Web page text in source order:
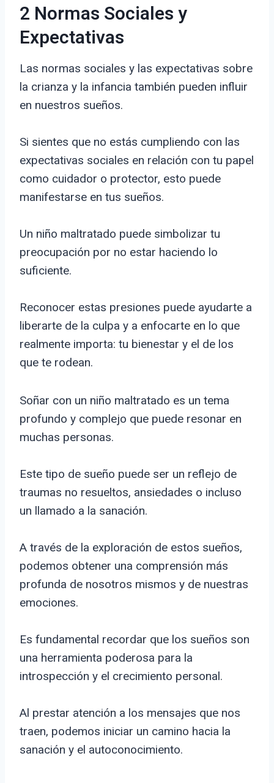
2 Normas Sociales y
Expectativas
Las normas sociales y las expectativas sobre
la crianza y la infancia también pueden influir
en nuestros sueños.
Si sientes que no estás cumpliendo con las
expectativas sociales en relación con tu papel
como cuidador o protector, esto puede
manifestarse en tus sueños.
Un niño maltratado puede simbolizar tu
preocupación por no estar haciendo lo
suficiente.
Reconocer estas presiones puede ayudarte a
liberarte de la culpa y a enfocarte en lo que
realmente importa: tu bienestar y el de los
que te rodean.
Soñar con un niño maltratado es un tema
profundo y complejo que puede resonar en
muchas personas.
Este tipo de sueño puede ser un reflejo de
traumas no resueltos, ansiedades o incluso
un llamado a la sanación.
A través de la exploración de estos sueños,
podemos obtener una comprensión más
profunda de nosotros mismos y de nuestras
emociones.
Es fundamental recordar que los sueños son
una herramienta poderosa para la
introspección y el crecimiento personal.
Al prestar atención a los mensajes que nos
traen, podemos iniciar un camino hacia la
sanación y el autoconocimiento.